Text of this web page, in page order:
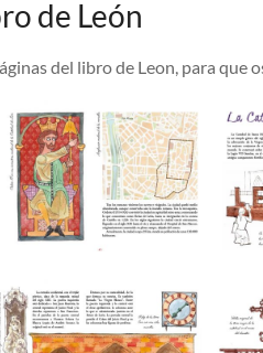
de León
del libro de Leon, para que